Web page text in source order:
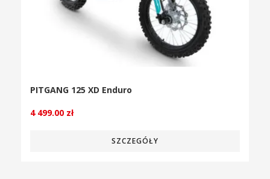
PITGANG 125 XD Enduro
4 499.00 zł
SZCZEGÓŁY